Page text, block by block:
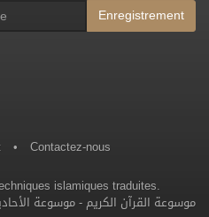
Enregistrement
• Contactez-nous
islamiques traduites.
موسوعة القرآن الكريم -موسوعة